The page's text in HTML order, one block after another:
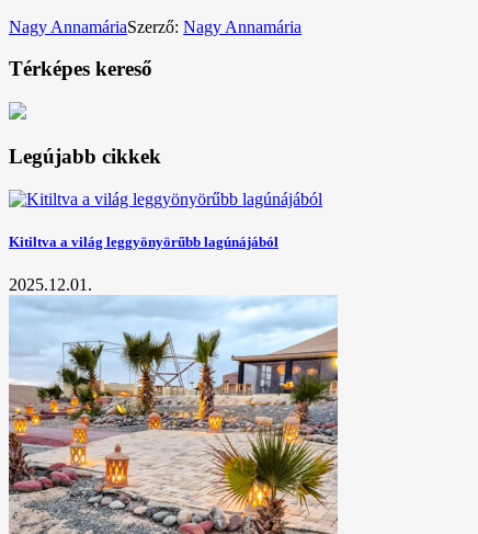
Nagy AnnamáriaSzerző: Nagy Annamária
Térképes kereső
Legújabb cikkek
Kitiltva a világ leggyönyörűbb lagúnájából
2025.12.01.